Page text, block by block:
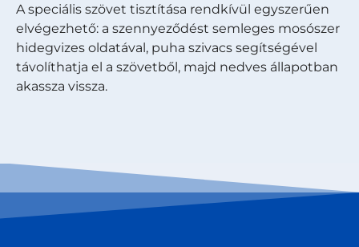
A speciális szövet tisztítása rendkívül egyszerűen
elvégezhető: a szennyeződést semleges mosószer
hidegvizes oldatával, puha szivacs segítségével
távolíthatja el a szövetből, majd nedves állapotban
akassza vissza.